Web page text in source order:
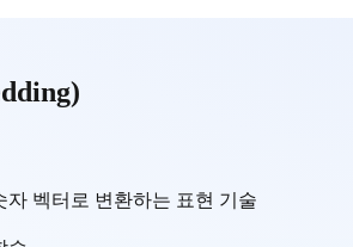
자 벡터로 변환하는 표현 기술